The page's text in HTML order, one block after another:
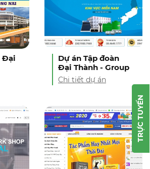
Đại
Dự án Tập đoàn
Đại Thành - Group
Chi tiết dự án
TRỰC TUYẾN